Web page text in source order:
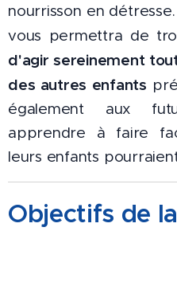
nourrisson en
vous permettra de
d'agir sereinement
des autres enfants
également aux
apprendre à faire
leurs enfants
Objectifs de